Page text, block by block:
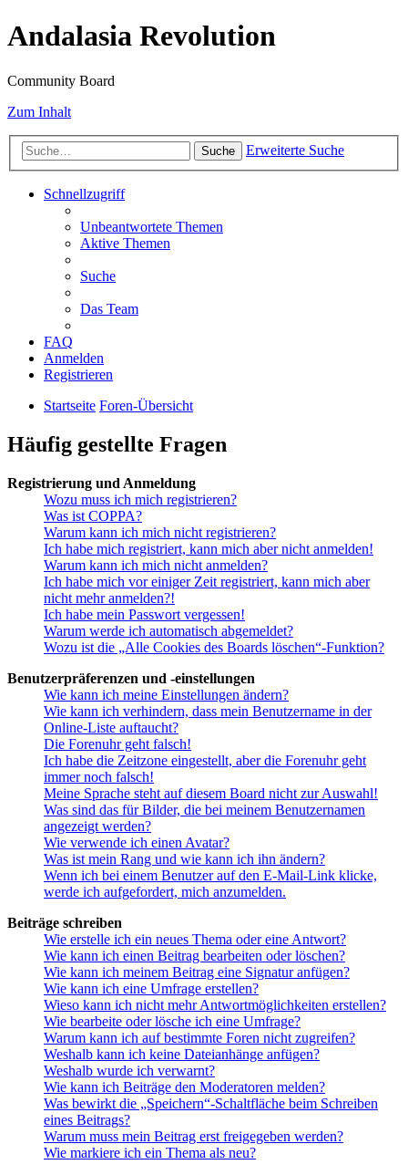
Andalasia Revolution
Community Board
Zum Inhalt
Suche Erweiterte Suche
Schnellzugriff
Unbeantwortete Themen
Aktive Themen
Suche
Das Team
FAQ
Anmelden
Registrieren
Startseite Foren-Übersicht
Häufig gestellte Fragen
Registrierung und Anmeldung
Wozu muss ich mich registrieren?
Was ist COPPA?
Warum kann ich mich nicht registrieren?
Ich habe mich registriert, kann mich aber nicht anmelden!
Warum kann ich mich nicht anmelden?
Ich habe mich vor einiger Zeit registriert, kann mich aber
nicht mehr anmelden?!
Ich habe mein Passwort vergessen!
Warum werde ich automatisch abgemeldet?
Wozu ist die „Alle Cookies des Boards löschen“-Funktion?
Benutzerpräferenzen und -einstellungen
Wie kann ich meine Einstellungen ändern?
Wie kann ich verhindern, dass mein Benutzername in der
Online-Liste auftaucht?
Die Forenuhr geht falsch!
Ich habe die Zeitzone eingestellt, aber die Forenuhr geht
immer noch falsch!
Meine Sprache steht auf diesem Board nicht zur Auswahl!
Was sind das für Bilder, die bei meinem Benutzernamen
angezeigt werden?
Wie verwende ich einen Avatar?
Was ist mein Rang und wie kann ich ihn ändern?
Wenn ich bei einem Benutzer auf den E-Mail-Link klicke,
werde ich aufgefordert, mich anzumelden.
Beiträge schreiben
Wie erstelle ich ein neues Thema oder eine Antwort?
Wie kann ich einen Beitrag bearbeiten oder löschen?
Wie kann ich meinem Beitrag eine Signatur anfügen?
Wie kann ich eine Umfrage erstellen?
Wieso kann ich nicht mehr Antwortmöglichkeiten erstellen?
Wie bearbeite oder lösche ich eine Umfrage?
Warum kann ich auf bestimmte Foren nicht zugreifen?
Weshalb kann ich keine Dateianhänge anfügen?
Weshalb wurde ich verwarnt?
Wie kann ich Beiträge den Moderatoren melden?
Was bewirkt die „Speichern“-Schaltfläche beim Schreiben
eines Beitrags?
Warum muss mein Beitrag erst freigegeben werden?
Wie markiere ich ein Thema als neu?